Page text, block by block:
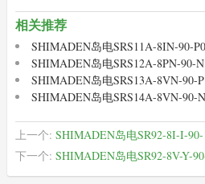
相关推荐
SHIMADEN岛电SRS11A-8IN-90-
SHIMADEN岛电SRS12A-8PN-90-
SHIMADEN岛电SRS13A-8VN-90-
SHIMADEN岛电SRS14A-8VN-90-
上一个: SHIMADEN岛电SR92-8I-I-
下一个: SHIMADEN岛电SR92-8V-Y-